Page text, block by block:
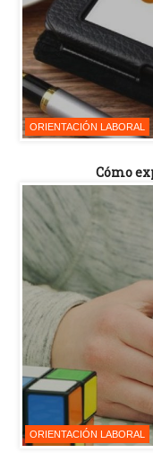
ORIENTACIÓN LABORAL
Cómo
ORIENTACIÓN LABORAL